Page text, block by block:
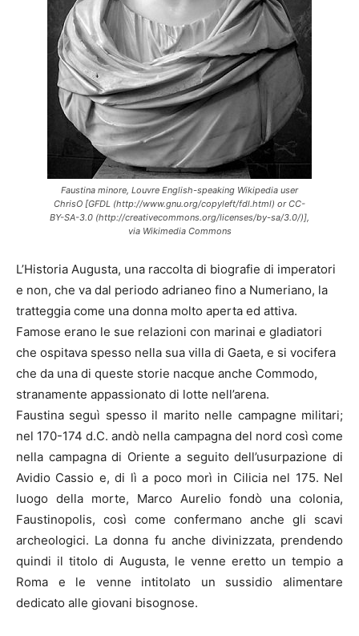
Faustina minore, Louvre ​English-speaking Wikipedia user
ChrisO [GFDL (http://www.gnu.org/copyleft/fdl.html) or CC-
BY-SA-3.0 (http://creativecommons.org/licenses/by-sa/3.0/)],
via Wikimedia Commons
L’Historia Augusta, una raccolta di biografie di imperatori
e non, che va dal periodo adrianeo fino a Numeriano, la
tratteggia come una donna molto aperta ed attiva.
Famose erano le sue relazioni con marinai e gladiatori
che ospitava spesso nella sua villa di Gaeta, e si vocifera
che da una di queste storie nacque anche Commodo,
stranamente appassionato di lotte nell’arena.
Faustina seguì spesso il marito nelle campagne militari;
nel 170-174 d.C. andò nella campagna del nord così come
nella campagna di Oriente a seguito dell’usurpazione di
Avidio Cassio e, di lì a poco morì in Cilicia nel 175. Nel
luogo della morte, Marco Aurelio fondò una colonia,
Faustinopolis, così come confermano anche gli scavi
archeologici. La donna fu anche divinizzata, prendendo
quindi il titolo di Augusta, le venne eretto un tempio a
Roma e le venne intitolato un sussidio alimentare
dedicato alle giovani bisognose.